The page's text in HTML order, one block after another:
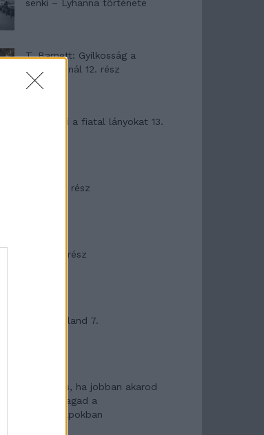
senki – Lyhanna története
T. Barnett: Gyilkosság a
Garda-tónál 12. rész
T. szereti a fiatal lányokat 13.
Minka 10. rész
Minka 9. rész
Máltai kaland 7.
10 tanács, ha jobban akarod
érezni magad a
hétköznapokban